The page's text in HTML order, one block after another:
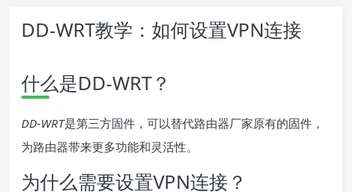
DD-WRT教学：如何设置VPN连接
什么是DD-WRT？
DD-WRT是第三方固件，可以替代路由器厂家原有的固件，
为路由器带来更多功能和灵活性。
为什么需要设置VPN连接？